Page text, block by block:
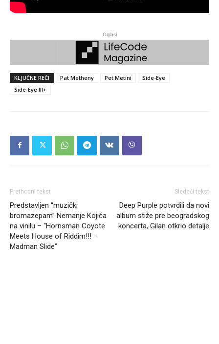
Oglasi
KLJUČNE REČI Pat Metheny Pet Metini
Side-Eye
Side-Eye III+
Prethodni tekst
Predstavljen “muzički
bromazepam” Nemanje Kojića
na vinilu – “Hornsman Coyote
Meets House of Riddim!!! –
Madman Slide”
Sledeći tekst
Deep Purple potvrdili da novi
album stiže pre beogradskog
koncerta, Gilan otkrio detalje